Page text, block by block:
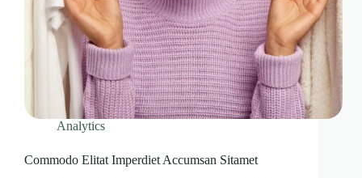
Analytics
Commodo Elitat Imperdiet Accumsan Sitamet